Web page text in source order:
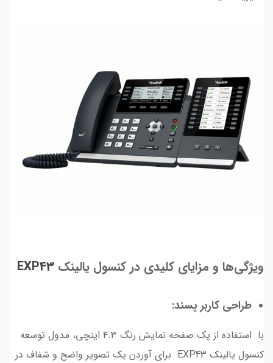
ویژگی‌ها و مزایای کلیدی در کنسول یالینک EXP43
طراحی کاربر پسند:
با استفاده از یک صفحه نمایش رنگ ۴.۳ اینچی، مدول توسعه
کنسول یالینک EXP43 برای آوردن یک تصویر واضح و شفاف در